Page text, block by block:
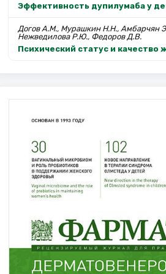
Эффективность дупилумаба у
Догов А.М., Мурашкин Н.Н., Амбарчян
Нежведилова Р.Ю., Федоров Д.В.
Психический статус и